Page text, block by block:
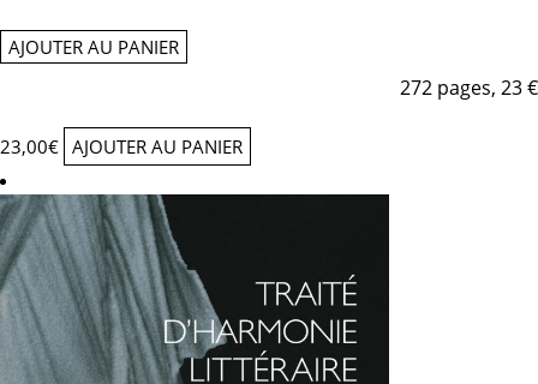
AJOUTER AU PANIER
272 pages, 23 €
23,00€ AJOUTER AU PANIER